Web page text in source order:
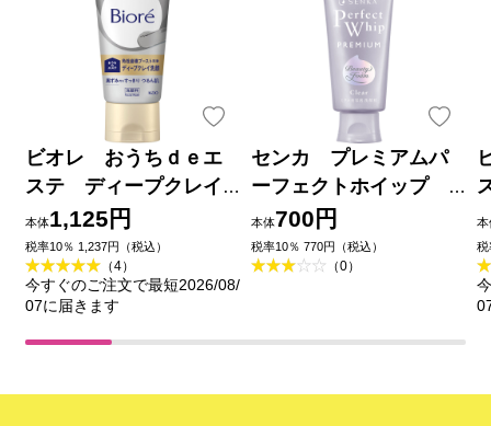
ビオレ おうちｄｅエ
ステ ディープクレイ
洗顔 １８０ｇ 花王
本体1,125円
税率10％ 1,237円（税込）
（4）
今すぐのご注文で最短2026/08/
07に届きます
センカ プレミアムパ
ーフェクトホイップ
クリア １２０ｇ ファイ
ントゥデイ
本体700円
税率10％ 770円（税込）
（0）
本
税